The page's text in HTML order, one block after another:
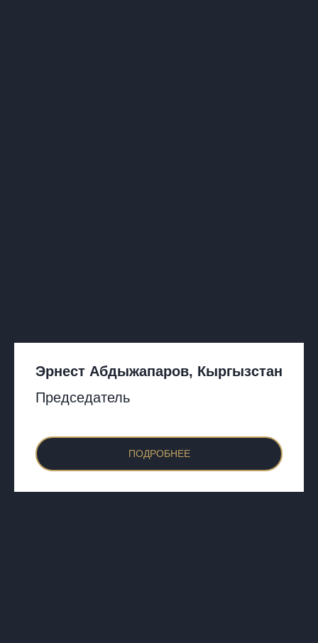
Эрнест Абдыжапаров, Кыргызстан
Председатель
ПОДРОБНЕЕ